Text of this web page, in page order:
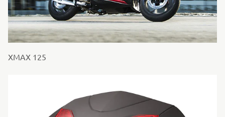
XMAX 125